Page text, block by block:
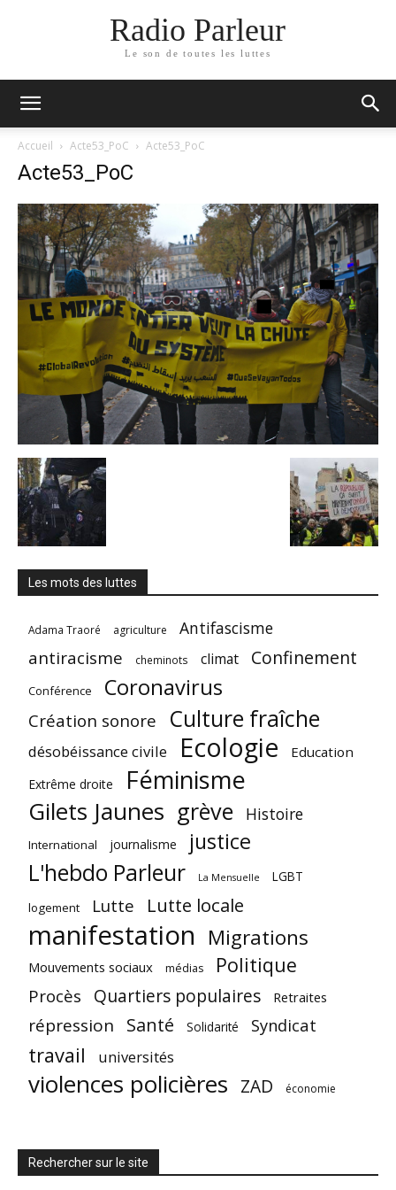
Radio Parleur
Le son de toutes les luttes
Accueil Acte53_PoC Acte53_PoC
Acte53_PoC
Les mots des luttes
Adama Traoré agriculture Antifascisme
antiracisme cheminots climat Confinement
Conférence Coronavirus
Création sonore Culture fraîche
désobéissance civile Ecologie Education
Extrême droite Féminisme
Gilets Jaunes grève Histoire
International journalisme justice
L'hebdo Parleur La Mensuelle
LGBT
logement
Lutte Lutte locale
manifestation Migrations
Mouvements sociaux médias Politique
Procès Quartiers populaires Retraites
répression Santé Solidarité Syndicat
travail universités
violences policières ZAD économie
Rechercher sur le site